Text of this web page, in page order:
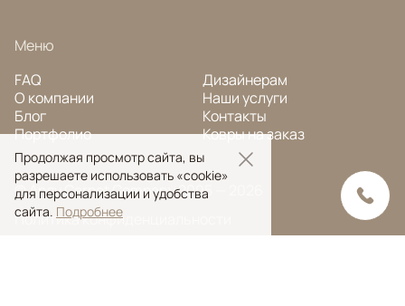
Меню
FAQ
О компании
Блог
Портфолио
Дизайнерам
Наши услуги
Контакты
Ковры на заказ
© Ansy Carpet Company 2005 — 2026
Политика конфиденциальности
Продолжая просмотр сайта, вы
разрешаете использовать «cookie»
для персонализации и удобства
сайта. Подробнее